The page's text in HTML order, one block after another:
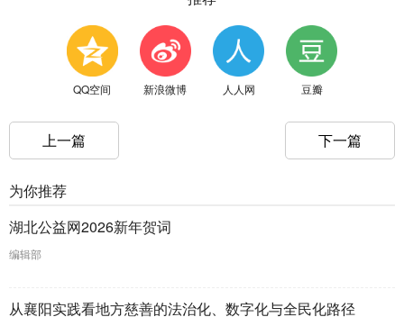
QQ空间 新浪微博 人人网 豆瓣
上一篇 下一篇
为你推荐
湖北公益网2026新年贺词
编辑部
从襄阳实践看地方慈善的法治化、数字化与全民化路径